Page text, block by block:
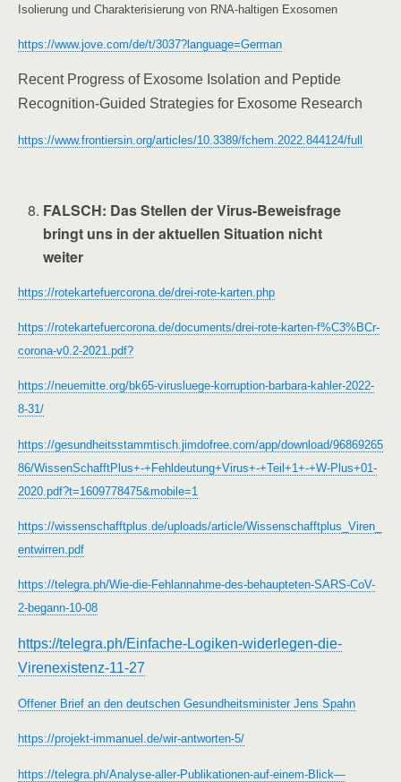
Isolierung und Charakterisierung von RNA-haltigen Exosomen
https://www.jove.com/de/t/3037?language=German
Recent Progress of Exosome Isolation and Peptide
Recognition-Guided Strategies for Exosome Research
https://www.frontiersin.org/articles/10.3389/fchem.2022.844124/full
FALSCH: Das Stellen der Virus-Beweisfrage
bringt uns in der aktuellen Situation nicht
weiter
https://rotekartefuercorona.de/drei-rote-karten.php
https://rotekartefuercorona.de/documents/drei-rote-karten-f%C3%BCr-
corona-v0.2-2021.pdf?
https://neuemitte.org/bk65-virusluege-korruption-barbara-kahler-2022-
8-31/
https://gesundheitsstammtisch.jimdofree.com/app/download/96869265
86/WissenSchafftPlus+-+Fehldeutung+Virus+-+Teil+1+-+W-Plus+01-
2020.pdf?t=1609778475&mobile=1
https://wissenschafftplus.de/uploads/article/Wissenschafftplus_Viren_
entwirren.pdf
https://telegra.ph/Wie-die-Fehlannahme-des-behaupteten-SARS-CoV-
2-begann-10-08
https://telegra.ph/Einfache-Logiken-widerlegen-die-
Virenexistenz-11-27
Offener Brief an den deutschen Gesundheitsminister Jens Spahn
https://projekt-immanuel.de/wir-antworten-5/
https://telegra.ph/Analyse-aller-Publikationen-auf-einem-Blick—